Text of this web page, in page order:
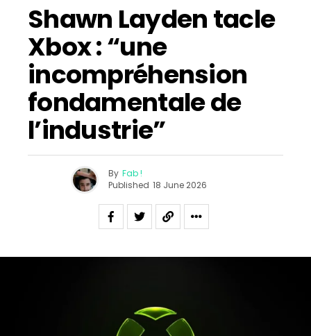
Shawn Layden tacle
Xbox : “une
incompréhension
fondamentale de
l’industrie”
By Fab !
Published 18 June 2026